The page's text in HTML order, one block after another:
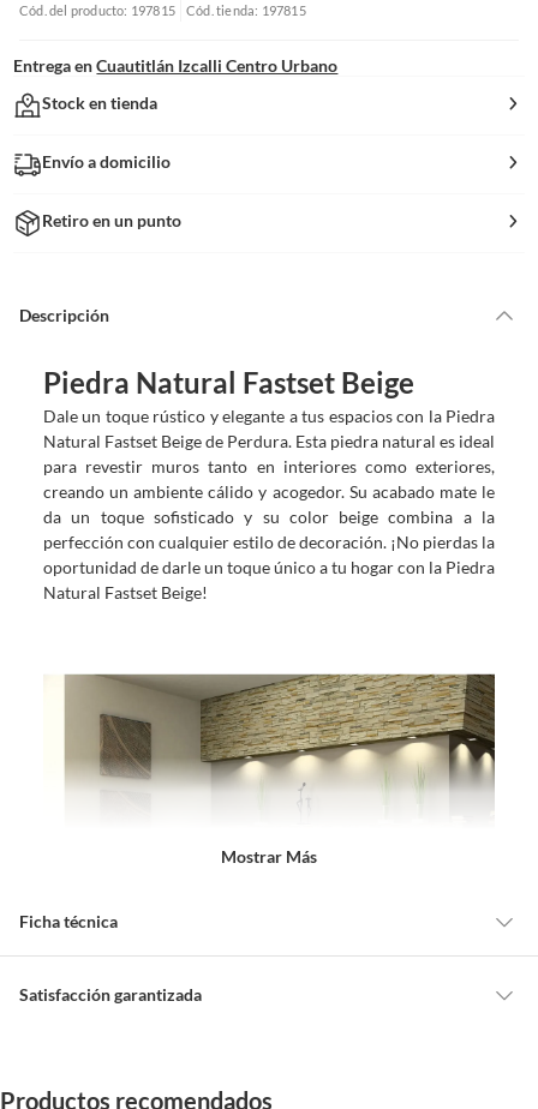
Cód. del producto: 197815 Cód. tienda: 197815
Entrega en Cuautitlán Izcalli Centro Urbano
Stock en tienda
Envío a domicilio
Retiro en un punto
Descripción
Piedra Natural Fastset Beige
Dale un toque rústico y elegante a tus espacios con la Piedra
Natural Fastset Beige de Perdura. Esta piedra natural es ideal
para revestir muros tanto en interiores como exteriores,
creando un ambiente cálido y acogedor. Su acabado mate le
da un toque sofisticado y su color beige combina a la
perfección con cualquier estilo de decoración. ¡No pierdas la
oportunidad de darle un toque único a tu hogar con la Piedra
Natural Fastset Beige!
Mostrar Más
Ficha técnica
Absorción de Agua
Satisfacción garantizada
Todas las compras que realices en Sodimac están sujetas al beneficio de
Productos recomendados